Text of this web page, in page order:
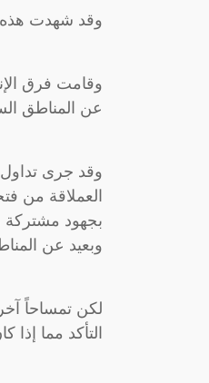
وقد شهدت هذه
وقامت فرق
عن المناطق
وقد جرى تداول
العملاقة من
بجهود مشتركة
وبعيد عن
لكن تمساحاً
التأكد مما